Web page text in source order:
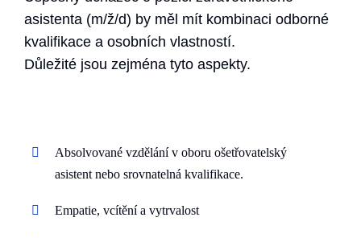
asistenta (m/ž/d) by měl mít kombinaci odborné
kvalifikace a osobních vlastností.
Důležité jsou zejména tyto aspekty.
Absolvované vzdělání v oboru ošetřovatelský
asistent nebo srovnatelná kvalifikace.
Empatie, vcítění a vytrvalost